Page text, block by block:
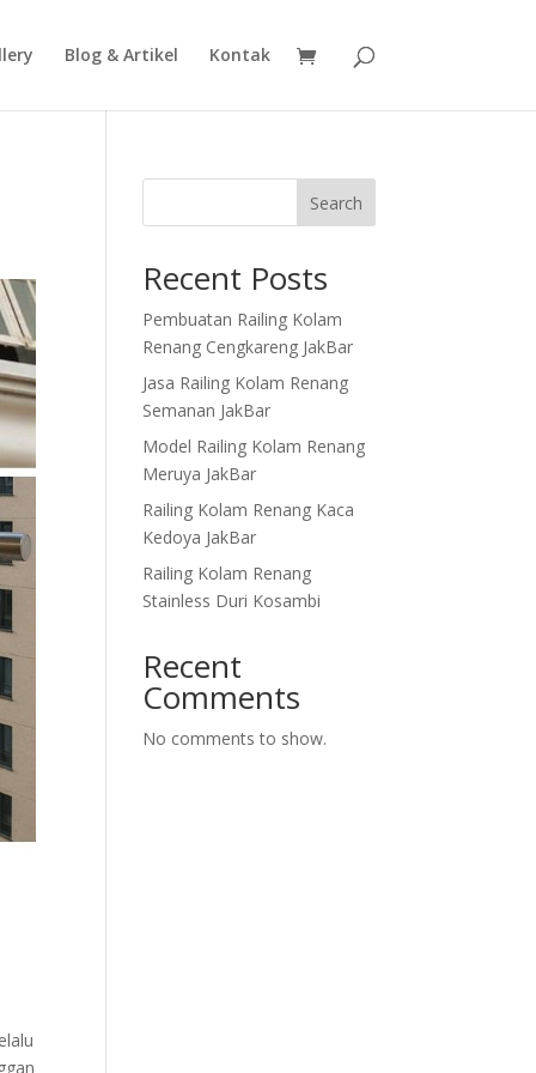
Blog & Artikel Kontak
Search
Recent Posts
Pembuatan Railing Kolam
Renang Cengkareng JakBar
Jasa Railing Kolam Renang
Semanan JakBar
Model Railing Kolam Renang
Meruya JakBar
Railing Kolam Renang Kaca
Kedoya JakBar
Railing Kolam Renang
Stainless Duri Kosambi
Recent
Comments
No comments to show.